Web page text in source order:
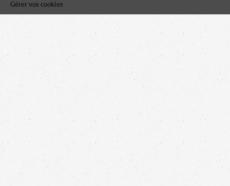
Gérer vos cookies